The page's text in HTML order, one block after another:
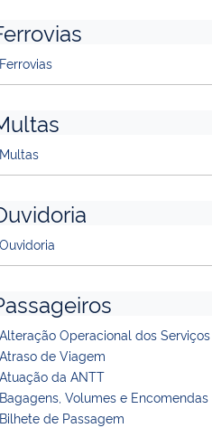
Ferrovias
Multas
Ouvidoria
Alteração Operacional dos Serviços
Atraso de Viagem
Atuação da ANTT
Bagagens, Volumes e Encomendas
Bilhete de Passagem